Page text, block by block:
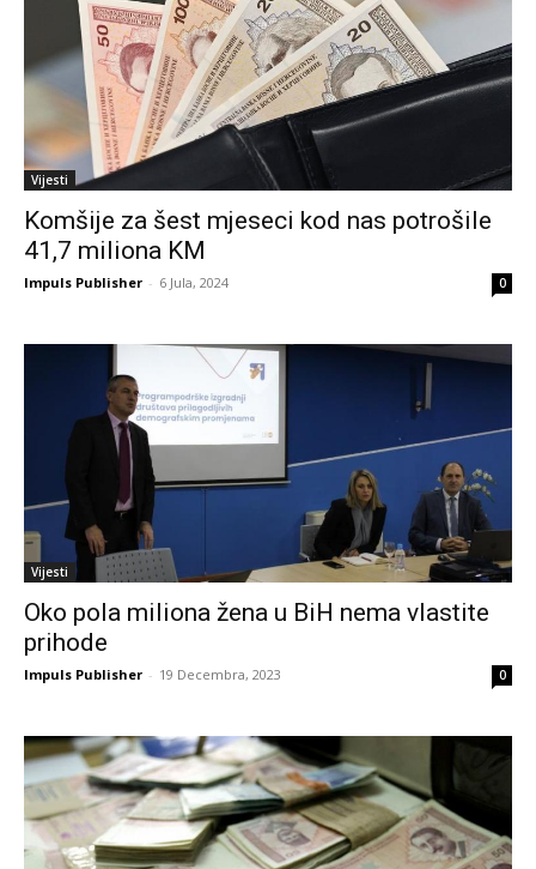
Vijesti
Komšije za šest mjeseci kod nas potrošile
41,7 miliona KM
Impuls Publisher - 6 Jula, 2024 0
Vijesti
Oko pola miliona žena u BiH nema vlastite
prihode
Impuls Publisher - 19 Decembra, 2023 0